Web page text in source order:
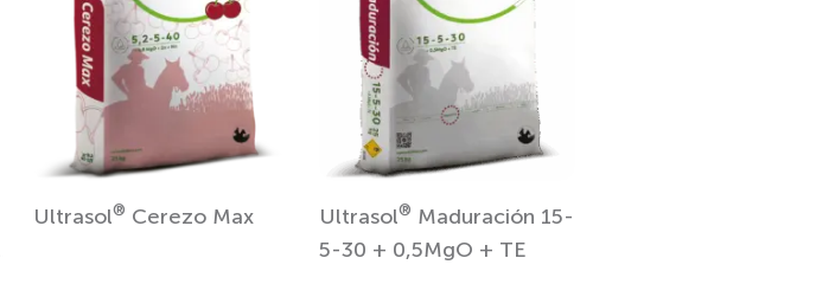
Ultrasol® Cerezo Max Ultrasol® Maduración 15-
5-30 + 0,5MgO + TE